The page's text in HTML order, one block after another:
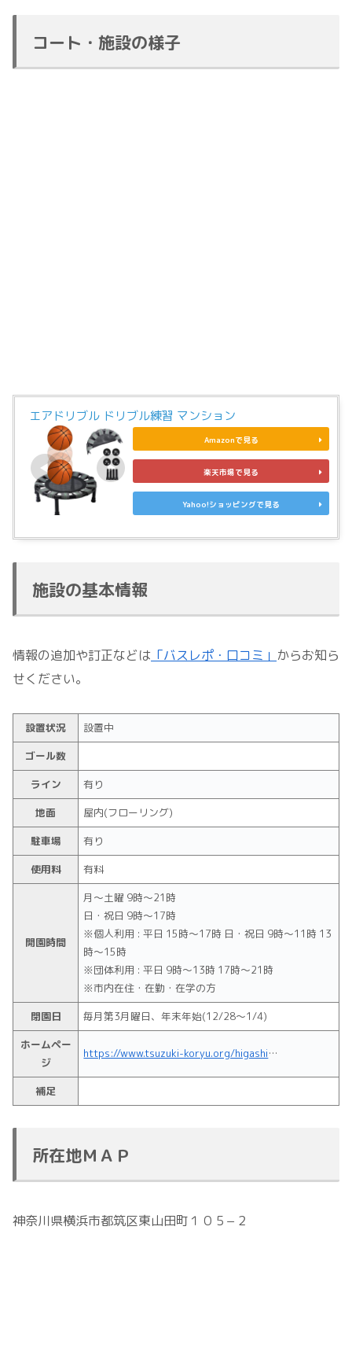
コート・施設の様子
エアドリブル ドリブル練習 マンション
Amazonで見る
楽天市場で見る
Yahoo!ショッピングで見る
施設の基本情報
情報の追加や訂正などは 「バスレポ・口コミ」 からお知ら
せください。
設置状況
設置中
ゴール数
ライン
有り
地面
屋内(フローリング)
駐車場
有り
使用料
有料
開園時間
月～土曜 9時～21時
日・祝日 9時～17時
※個人利用 : 平日 15時～17時 日・祝日 9時～11時 13
時～15時
※団体利用 : 平日 9時～13時 17時～21時
※市内在住・在勤・在学の方
閉園日
毎月第3月曜日、年末年始(12/28～1/4)
ホームペー
ジ
https://www.tsuzuki-koryu.org/higashiyamatasp/
補足
所在地ＭＡＰ
神奈川県横浜市都筑区東山田町１０５−２